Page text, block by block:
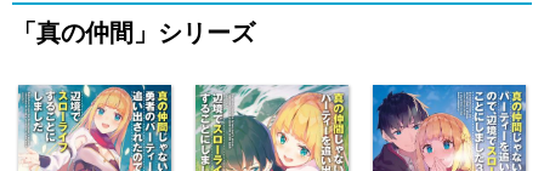
「真の仲間」シリーズ